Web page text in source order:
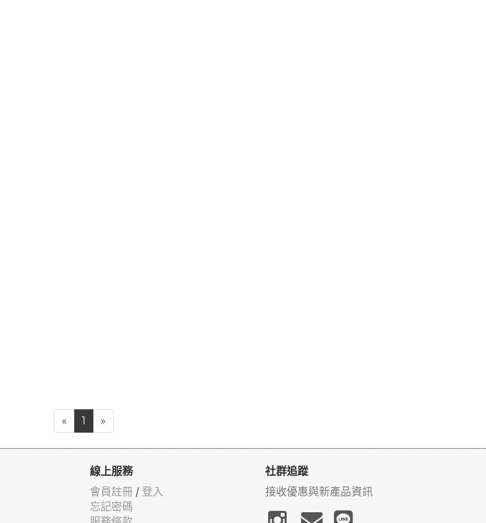
« 1 »
線上服務
會員註冊 / 登入
忘記密碼
社群追蹤
接收優惠與新產品資訊